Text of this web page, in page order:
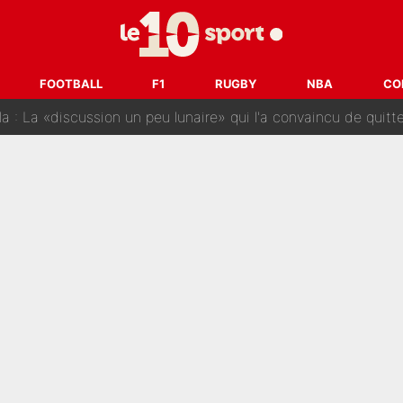
FOOTBALL F1 RUGBY NBA
d’or en Arabie saoudite : Didier Deschamps a donné sa
voilà ce que l’avenir réserve à Paul Seixas : «Tant qu’il y
La «discussion un peu lunaire» qui l'a convaincu de quitter le